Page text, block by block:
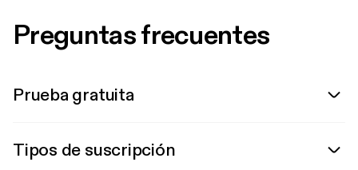
Preguntas frecuentes
Prueba gratuita
Tipos de suscripción